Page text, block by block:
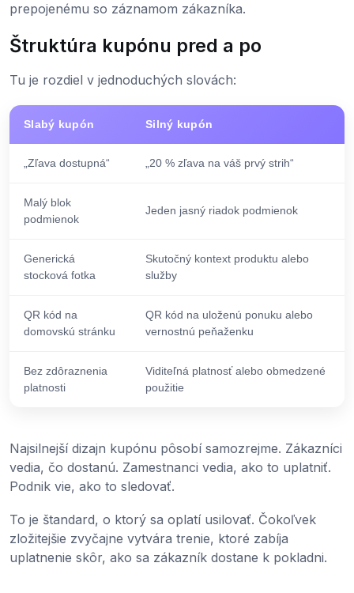
prepojenému so záznamom zákazníka.
Štruktúra kupónu pred a po
Tu je rozdiel v jednoduchých slovách:
Slabý kupón Silný kupón
„Zľava dostupná“ „20 % zľava na váš prvý strih“
Malý blok
podmienok
Jeden jasný riadok podmienok
Generická
stocková fotka
Skutočný kontext produktu alebo
služby
QR kód na
domovskú stránku
QR kód na uloženú ponuku alebo
vernostnú peňaženku
Bez zdôraznenia
platnosti
Viditeľná platnosť alebo obmedzené
použitie
Najsilnejší dizajn kupónu pôsobí samozrejme. Zákazníci
vedia, čo dostanú. Zamestnanci vedia, ako to uplatniť.
Podnik vie, ako to sledovať.
To je štandard, o ktorý sa oplatí usilovať. Čokoľvek
zložitejšie zvyčajne vytvára trenie, ktoré zabíja
uplatnenie skôr, ako sa zákazník dostane k pokladni.